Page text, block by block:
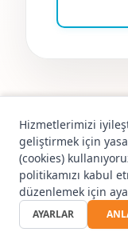
© 2026 Next4biz.
Gizlilik Politikası
Çerez Politikası
Hizmetlerimizi
geliştirmek için
(cookies)
politikamızı kabul
düzenlemek için
AYARLAR